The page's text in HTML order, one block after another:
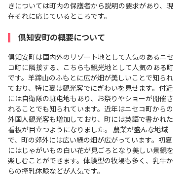
きについては町内の保護者から説明の要求があり、現
在それに応じているところです。
倶知安町の概要について
倶知安町は国内外のリゾート地として人気のあるニセ
コ町に隣接する、こちらも観光地として人気のある町
です。羊蹄山のふもとに広が畑が美しいことで知られ
ており、特に夏は観光客でにぎわいを見せます。付近
には自衛隊の駐屯地もあり、お祭りやショーが開催さ
れることでも知られています。近年はニセコ町からの
外国人観光客も増加しており、町には英語で書かれた
看板が目立つようになりました。 農業が盛んな地域
で、町の郊外には広い緑の畑が広がっています。初夏
にはじゃがいもの白い花が見ごろとなり美しい景観を
楽しむことができます。体験型の牧場も多く、乳牛か
らの搾乳体験などが人気です。